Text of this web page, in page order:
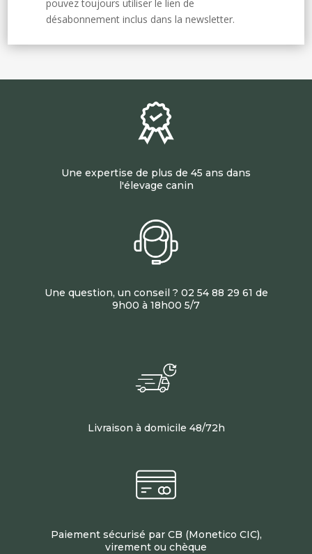
pouvez toujours utiliser le lien de
désabonnement inclus dans la newsletter.
Une expertise de plus de 45 ans dans
l'élevage canin
Une question, un conseil ? 02 54 88 29 61 de
9h00 à 18h00 5/7
Livraison à domicile 48/72h
Paiement sécurisé par CB (Monetico CIC),
virement ou chèque